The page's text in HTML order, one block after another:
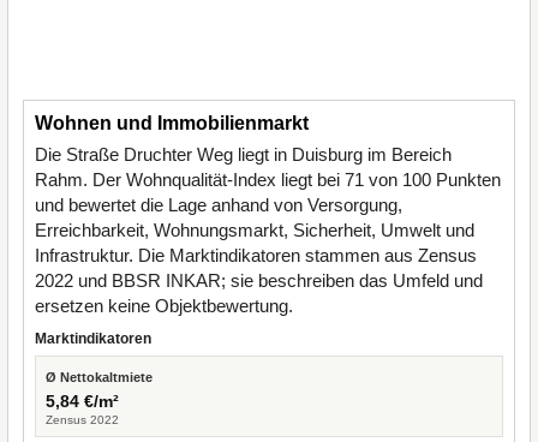
Wohnen und Immobilienmarkt
Die Straße Druchter Weg liegt in Duisburg im Bereich
Rahm. Der Wohnqualität-Index liegt bei 71 von 100 Punkten
und bewertet die Lage anhand von Versorgung,
Erreichbarkeit, Wohnungsmarkt, Sicherheit, Umwelt und
Infrastruktur. Die Marktindikatoren stammen aus Zensus
2022 und BBSR INKAR; sie beschreiben das Umfeld und
ersetzen keine Objektbewertung.
Marktindikatoren
Ø Nettokaltmiete
5,84 €/m²
Zensus 2022